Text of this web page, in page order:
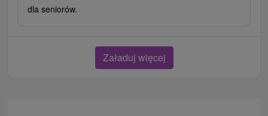
dla seniorów.
Załaduj więcej